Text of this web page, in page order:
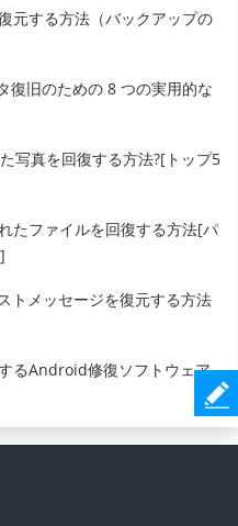
元する方法（バックアップの
復旧のための 8 つの実用的な
写真を回復する方法?[トップ5
たファイルを回復する方法[パ
トメッセージを復元する方法
るAndroid修復ソフトウェア